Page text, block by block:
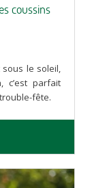
coussins
le soleil,
c’est parfait
fête.